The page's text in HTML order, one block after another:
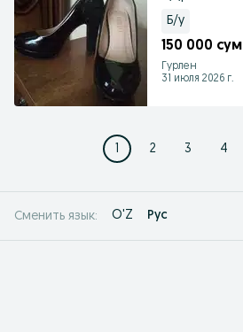
Б/у
150 000 сум
Гурлен
31 июля 2026 г.
1 2 3 4
Сменить язык: O'Z Рус